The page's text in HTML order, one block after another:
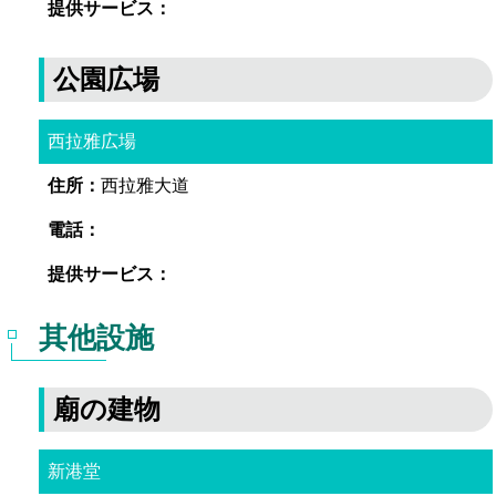
公園広場
西拉雅広場
西拉雅大道
其他設施
廟の建物
新港堂